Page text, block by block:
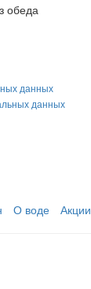
обеда
данных
данных
О воде Акции